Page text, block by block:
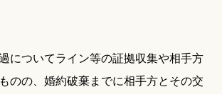
についてライン等の証拠収集や相手方
のの、婚約破棄までに相手方とその交